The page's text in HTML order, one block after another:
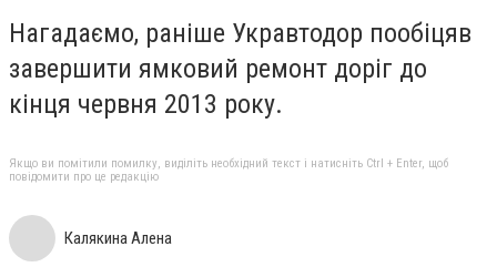
Нагадаємо, раніше Укравтодор пообіцяв
завершити ямковий ремонт доріг до
кінця червня 2013 року.
Якщо ви помітили помилку, виділіть необхідний текст і натисніть Ctrl + Enter, щоб
повідомити про це редакцію
Калякина Алена